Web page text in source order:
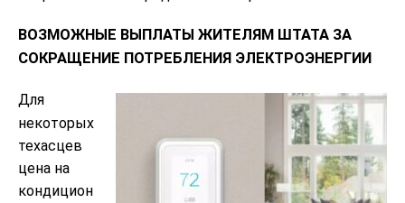
ВОЗМОЖНЫЕ ВЫПЛАТЫ ЖИТЕЛЯМ ШТАТА ЗА
СОКРАЩЕНИЕ ПОТРЕБЛЕНИЯ ЭЛЕКТРОЭНЕРГИИ
Для
некоторых
техасцев
цена на
кондицион